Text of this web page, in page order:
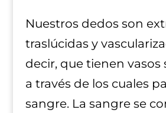
Nuestros dedos son
traslúcidas y
decir, que tienen vasos
a través de los cuales
sangre. La sangre se